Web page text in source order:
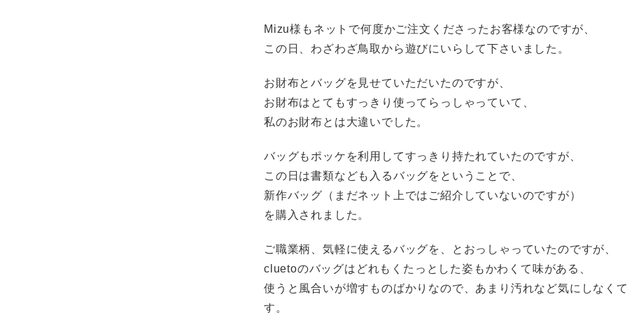
Mizu様もネットで何度かご注文くださったお客様なのですが、
この日、わざわざ鳥取から遊びにいらして下さいました。
お財布とバッグを見せていただいたのですが、
お財布はとてもすっきり使ってらっしゃっていて、
私のお財布とは大違いでした。
バッグもポッケを利用してすっきり持たれていたのですが、
この日は書類なども入るバッグをということで、
新作バッグ（まだネット上ではご紹介していないのですが）
を購入されました。
ご職業柄、気軽に使えるバッグを、とおっしゃっていたのですが、
cluetoのバッグはどれもくたっとした姿もかわくて味がある、
使うと風合いが増すものばかりなので、あまり汚れなど気にしなく
す。